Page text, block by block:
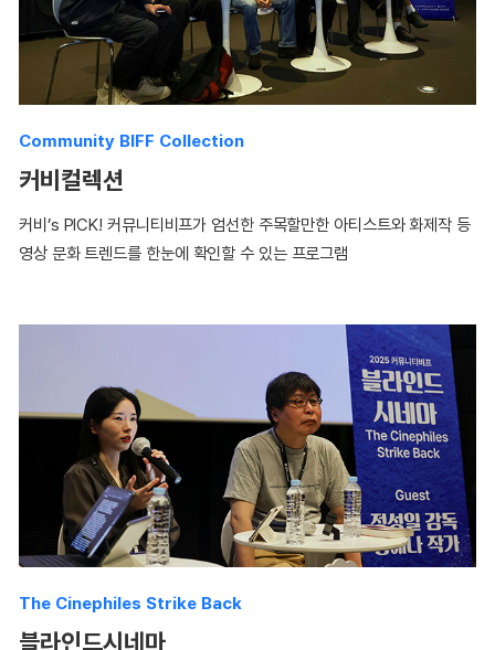
Community BIFF Collection
커비컬렉션
커비’s PICK! 커뮤니티비프가 엄선한 주목할만한 아티스트와 화제작 등
영상 문화 트렌드를 한눈에 확인할 수 있는 프로그램
The Cinephiles Strike Back
블라인드시네마